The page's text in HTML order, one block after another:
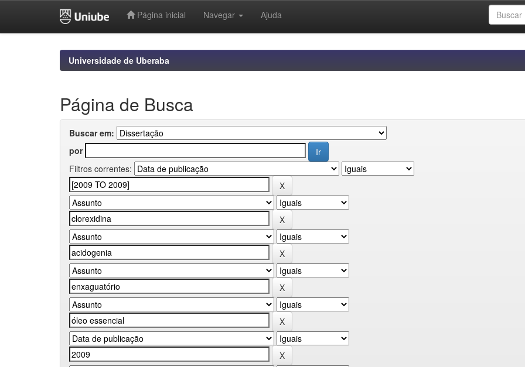
Página inicial Navegar Ajuda
Universidade de Uberaba
Página de Busca
Buscar em:
por
Filtros correntes: